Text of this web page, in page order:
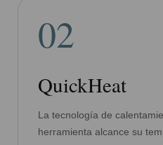
02
QuickHeat
La tecnología de
herramienta alcance su